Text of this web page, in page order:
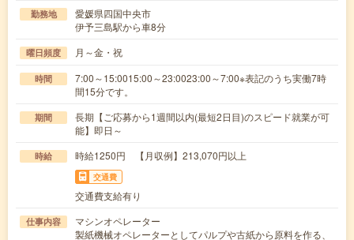
勤務地
愛媛県四国中央市
伊予三島駅から車8分
曜日頻度 月～金・祝
時間
7:00～15:0015:00～23:0023:00～7:00※表記のうち実働7時
間15分です。
期間
長期【ご応募から1週間以内(最短2日目)のスピード就業が可
能】即日～
時給 時給1250円 【月収例】213,070円以上
交通費
交通費支給有り
仕事内容
マシンオペレーター
製紙機械オペレーターとしてパルプや古紙から原料を作る、